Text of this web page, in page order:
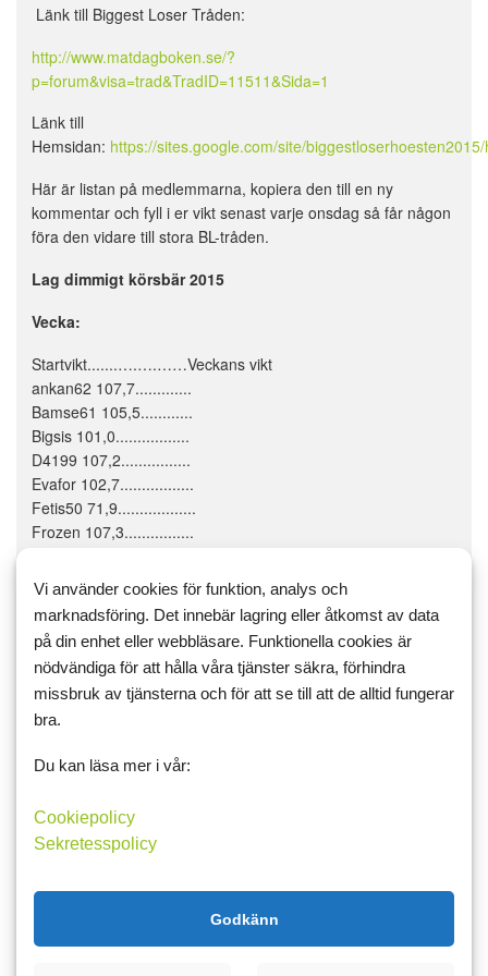
Länk till Biggest Loser Tråden:
http://www.matdagboken.se/?
p=forum&visa=trad&TradID=11511&Sida=1
Länk till
Hemsidan: https://sites.google.com/site/
Här är listan på medlemmarna, kopiera den till en ny
kommentar och fyll i er vikt senast varje onsdag så får någon
föra den vidare till stora BL-tråden.
Lag dimmigt körsbär 2015
Vecka:
Startvikt.......….….……Veckans vikt
ankan62 107,7.............
Bamse61 105,5............
Bigsis 101,0.................
D4199 107,2................
Evafor 102,7.................
Fetis50 71,9..................
Frozen 107,3................
helga24 104,0...............
KickanXL 84,7...............
Lena444 105,5...............
lenamaria 97,2...............
MickeA 104,3..................
MST 107,0......................
nysommar 106,5.............
Wiviann 103,8..................
Annika49 105,3..............
Svealisa 105,3................
viljans 101,0...................
Vi använder cookies för funktion, analys och
marknadsföring. Det innebär lagring eller åtkomst av data
på din enhet eller webbläsare. Funktionella cookies är
nödvändiga för att hålla våra tjänster säkra, förhindra
missbruk av tjänsterna och för att se till att de alltid fungerar
bra.
Du kan läsa mer i vår:
Cookiepolicy
Sekretesspolicy
Godkänn